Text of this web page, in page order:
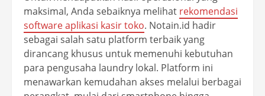
maksimal, Anda sebaiknya melihat rekomendasi
software aplikasi kasir toko. Notain.id hadir
sebagai salah satu platform terbaik yang
dirancang khusus untuk memenuhi kebutuhan
para pengusaha laundry lokal. Platform ini
menawarkan kemudahan akses melalui berbagai